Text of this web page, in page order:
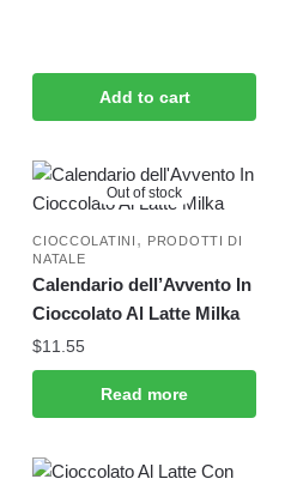
Add to cart
Out of stock
CIOCCOLATINI , PRODOTTI DI
NATALE
Calendario dell’Avvento In
Cioccolato Al Latte Milka
$11.55
Read more